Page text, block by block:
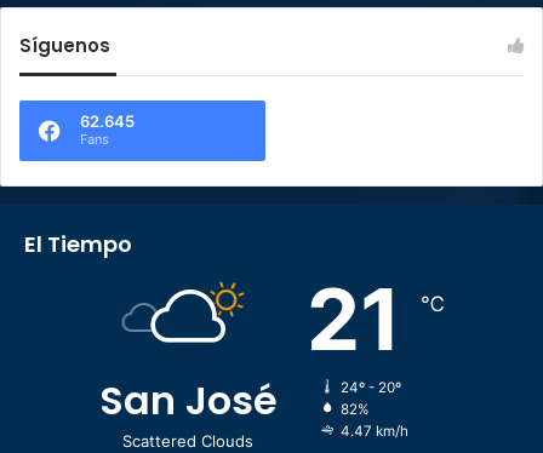
Síguenos
62.645
Fans
El Tiempo
San José
Scattered Clouds
21 ℃
24º - 20º
82%
4.47 km/h